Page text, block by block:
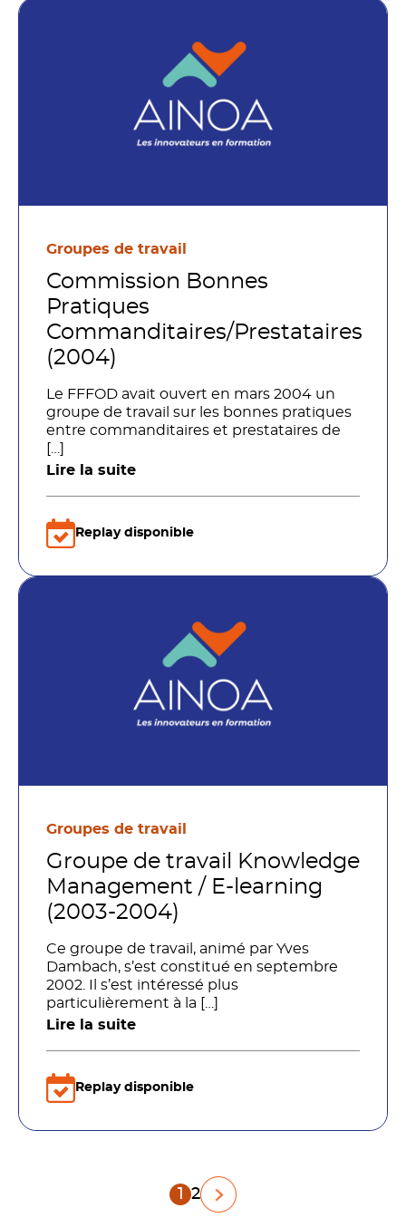
Groupes de travail
Commission Bonnes
Pratiques
Commanditaires/Prestataires
(2004)
Le FFFOD avait ouvert en mars 2004 un
groupe de travail sur les bonnes pratiques
entre commanditaires et prestataires de
Lire la suite
Replay disponible
Groupes de travail
Groupe de travail Knowledge
Management / E-learning
(2003-2004)
Ce groupe de travail, animé par Yves
Dambach, s’est constitué en septembre
2002. Il s’est intéressé plus
particulièrement à la […]
Lire la suite
Replay disponible
Pagination
1 2